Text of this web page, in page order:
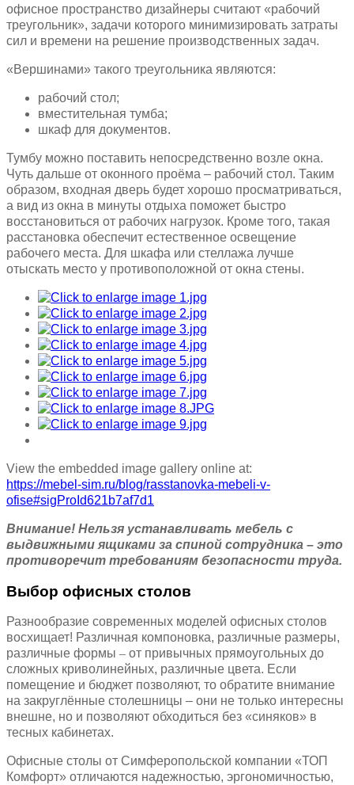
офисное пространство дизайнеры считают «рабочий
треугольник», задачи которого минимизировать затраты
сил и времени на решение производственных задач.
«Вершинами» такого треугольника являются:
рабочий стол;
вместительная тумба;
шкаф для документов.
Тумбу можно поставить непосредственно возле окна.
Чуть дальше от оконного проёма – рабочий стол. Таким
образом, входная дверь будет хорошо просматриваться,
а вид из окна в минуты отдыха поможет быстро
восстановиться от рабочих нагрузок. Кроме того, такая
расстановка обеспечит естественное освещение
рабочего места. Для шкафа или стеллажа лучше
отыскать место у противоположной от окна стены.
View the embedded image gallery online at:
https://mebel-sim.ru/blog/rasstanovka-mebeli-v-
ofise#sigProId621b7af7d1
Внимание! Нельзя устанавливать мебель с
выдвижными ящиками за спиной сотрудника – это
противоречит требованиям безопасности труда.
Выбор офисных столов
Разнообразие современных моделей офисных столов
восхищает! Различная компоновка, различные размеры,
различные формы – от привычных прямоугольных до
сложных криволинейных, различные цвета. Если
помещение и бюджет позволяют, то обратите внимание
на закруглённые столешницы – они не только интересны
внешне, но и позволяют обходиться без «синяков» в
тесных кабинетах.
Офисные столы от Симферопольской компании «ТОП
Комфорт» отличаются надежностью, эргономичностью,